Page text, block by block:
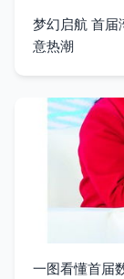
梦幻启航 首届
意热潮
一图看懂首届